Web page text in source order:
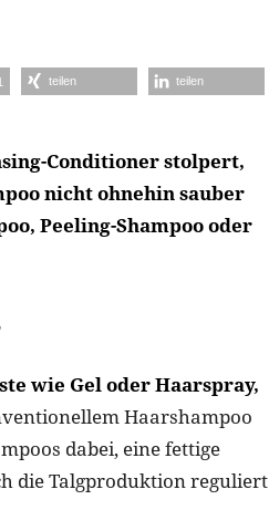
teilen teilen
Conditioner stolpert,
nicht ohnehin sauber
Peeling-Shampoo oder
wie Gel oder Haarspray,
Haarshampoo
dabei, eine fettige
die Talgproduktion reguliert